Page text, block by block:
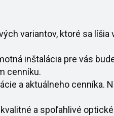
variantov, ktoré sa
inštalácia pre vás
cenníku.
a aktuálneho cenníka.
a spoľahlivé